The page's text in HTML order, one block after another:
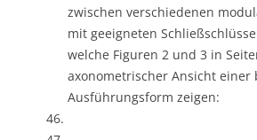
zwischen verschiedenen
mit geeigneten
welche Figuren 2 und 3 in
axonometrischer Ansicht einer
Ausführungsform zeigen: